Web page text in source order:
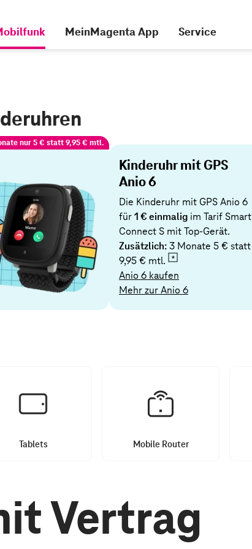
MeinMagenta App Service
nur 5 € statt 9,95 € mtl.
Kinderuhr mit GPS
Anio 6
Die Kinderuhr mit GPS Anio 6
für1 € einmalig im Tarif Smart
Connect S mit Top-Gerät.
Zusätzlich:3 Monate 5 € statt
9,95 € mtl.
Anio 6 kaufen
Mehr zur Anio 6
Tablets Mobile Router
Vertrag